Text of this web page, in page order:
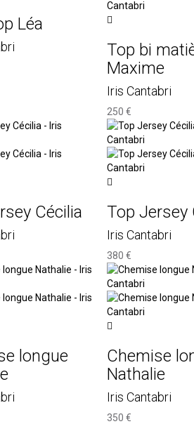
Léa
Top bi
Maxime
Iris Cantabri
250 €
Cécilia Top Jersey
Iris Cantabri
380 €
longue
Chemise
Nathalie
Iris Cantabri
350 €